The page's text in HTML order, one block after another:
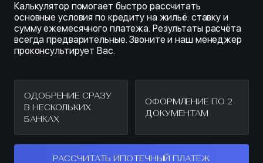
Калькулятор помогает быстро рассчитать
основные условия по кредиту на жильё: ставку и
сумму ежемесячного платежа. Результаты расчёта
всегда предварительные. Звоните и наш менеджер
проконсультирует Вас.
ОДОБРЕНИЕ СРАЗУ
В НЕСКОЛЬКИХ
БАНКАХ
ОФОРМЛЕНИЕ ПО 2
ДОКУМЕНТАМ
РАССЧИТАТЬ ИПОТЕЧНЫЙ ПЛАТЕЖ